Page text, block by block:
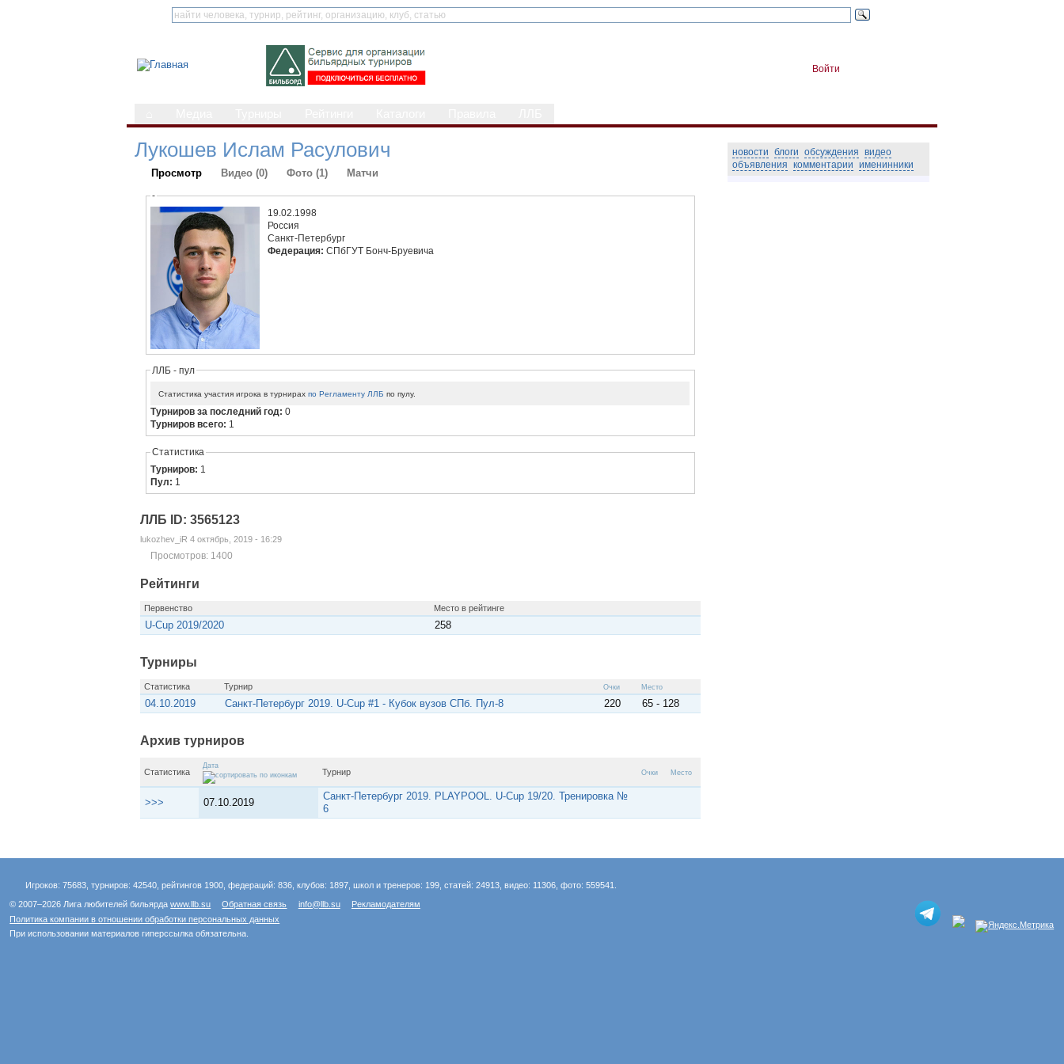
Войти
Лукошев Ислам Расулович
Просмотр Видео (0) Фото (1) Матчи
-
19.02.1998
Россия
Санкт-Петербург
Федерация:СПбГУТ Бонч-Бруевича
ЛЛБ - пул
Статистика участия игрока в турнирахпо Регламенту ЛЛБ по пулу.
Турниров за последний год:0
Турниров всего: 1
Статистика
Турниров: 1
Пул: 1
ЛЛБ ID: 3565123
lukozhev_iR 4 октябрь, 2019 - 16:29
Просмотров: 1400
Рейтинги
Первенство Место в рейтинге
U-Cup 2019/2020 258
Турниры
Статистика Турнир Очки Место
04.10.2019 Санкт-Петербург 2019. U-Cup #1 - Кубок вузов СПб. Пул-8 220 65 - 128
Архив турниров
Статистика
Дата
Турнир Очки Место
>>> 07.10.2019
Санкт-Петербург 2019. PLAYPOOL. U-Cup 19/20. Тренировка №
6
новости блоги обсуждения видео
объявления комментарии именинники
Игроков: 75683, турниров: 42540, рейтингов 1900, федераций: 836, клубов: 1897, школ и тренеров: 199, статей: 24913, видео: 11306, фото: 559541.
© 2007–2026 Лига любителей бильярдаwww.llb.su Обратная связь info@llb.su
Рекламодателям
Политика компании в отношении обработки персональных данных
При использовании материалов гиперссылка обязательна.